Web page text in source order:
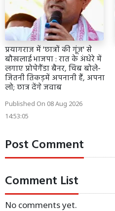
प्रयागराज में 'छात्रों की गूंज' से
बौखलाई भाजपा : रात के अंधेरे में
लगाए प्रोपेगैंडा बैनर, चिब बोले-
जितनी तिकड़में अपनानी हैं, अपना
लो; छात्र देंगे जवाब
Published On 08 Aug 2026
14:53:05
Post Comment
Comment List
No comments yet.